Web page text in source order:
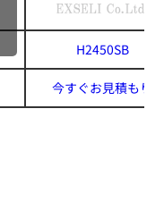
H2450SB
今すぐお見積もり